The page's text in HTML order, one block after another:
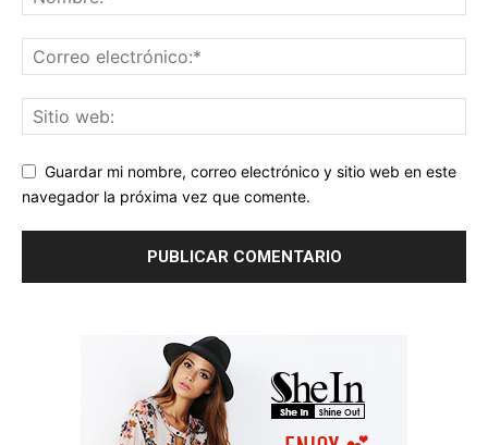
Guardar mi nombre, correo electrónico y sitio web en este
navegador la próxima vez que comente.